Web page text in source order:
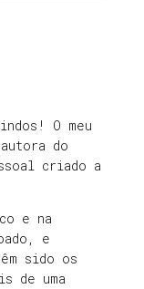
O meu
do
criado a
e na
e
sido os
de uma